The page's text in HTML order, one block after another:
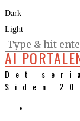
Dark
Light
KURSER
AI
Det
Siden